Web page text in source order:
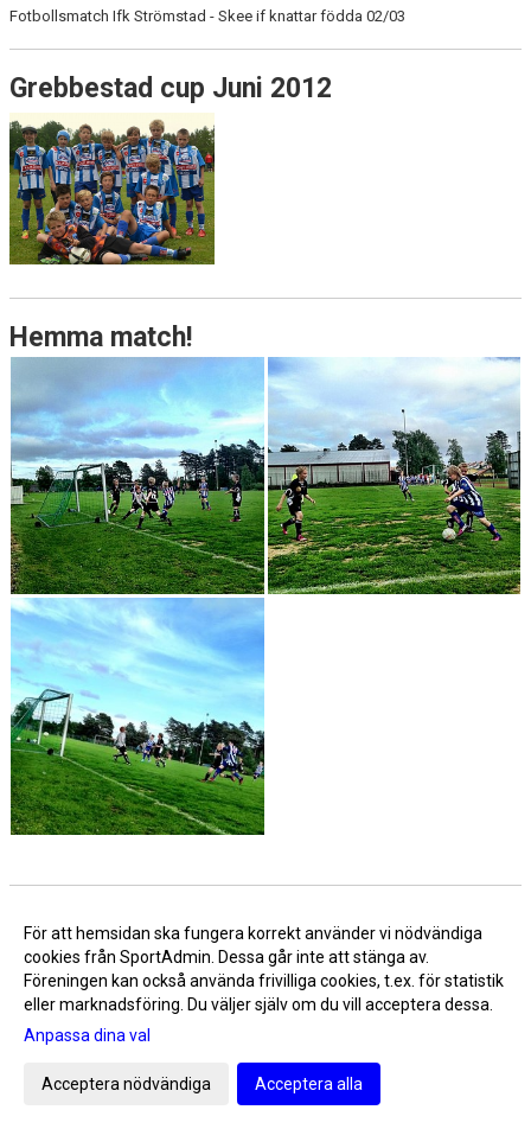
Fotbollsmatch Ifk Strömstad - Skee if knattar födda 02/03
Grebbestad cup Juni 2012
Hemma match!
Knattar 04/05 Bilder
Ladda album (+9 bilder) >>
Lagfotografering
För att hemsidan ska fungera korrekt använder vi nödvändiga
cookies från SportAdmin. Dessa går inte att stänga av.
Föreningen kan också använda frivilliga cookies, t.ex. för statistik
eller marknadsföring. Du väljer själv om du vill acceptera dessa.
Anpassa dina val
Acceptera nödvändiga Acceptera alla